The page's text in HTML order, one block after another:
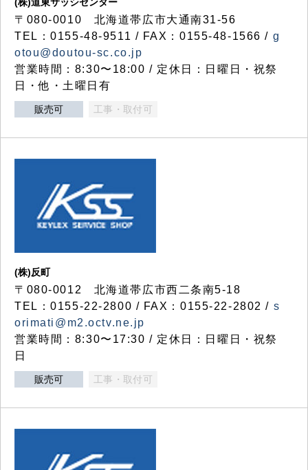
〒080-0010 北海道帯広市大通南31-56
TEL：0155-48-9511 / FAX：0155-48-1566 / g
otou@doutou-sc.co.jp
営業時間：8:30〜18:00 / 定休日：日曜日・祝祭
日・他・土曜日有
販売可 工事・取付可
(株)反町
〒080-0012 北海道帯広市西二条南5-18
TEL：0155-22-2800 / FAX：0155-22-2802 / s
orimati@m2.octv.ne.jp
営業時間：8:30〜17:30 / 定休日：日曜日・祝祭
日
販売可 工事・取付可